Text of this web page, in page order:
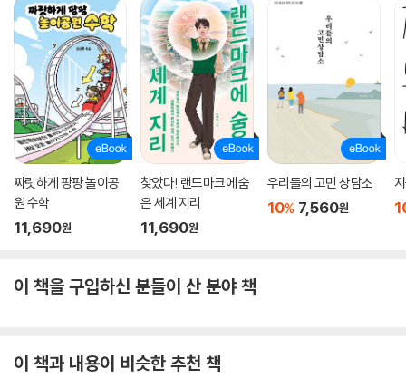
짜릿하게 팡팡 놀이공
원 수학
11,690원
찾았다! 랜드마크에 숨
은 세계 지리
11,690원
우리들의 고민 상담소
10% 7,560원
이 책을 구입하신 분들이 산 분야 책
이 책과 내용이 비슷한 추천 책